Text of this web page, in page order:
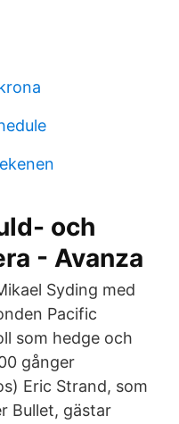
och
- Avanza
Syding med
Pacific
som hedge och
gånger
Eric Strand, som
Bullet, gästar